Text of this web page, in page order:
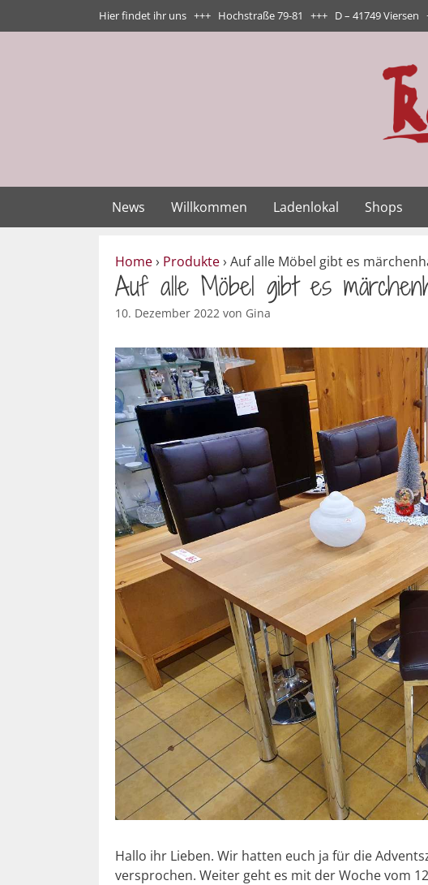
Inhalt
Hier findet ihr uns +++ Hochstraße 79-81 +++ D – 41749 Viersen
News Willkommen Ladenlokal Shops
Home› Produkte› Auf alle Möbel gibt es
Auf alle Möbel gibt es
10. Dezember 2022 von Gina
Hallo ihr Lieben. Wir hatten euch ja für die
versprochen. Weiter geht es mit der Woche vom